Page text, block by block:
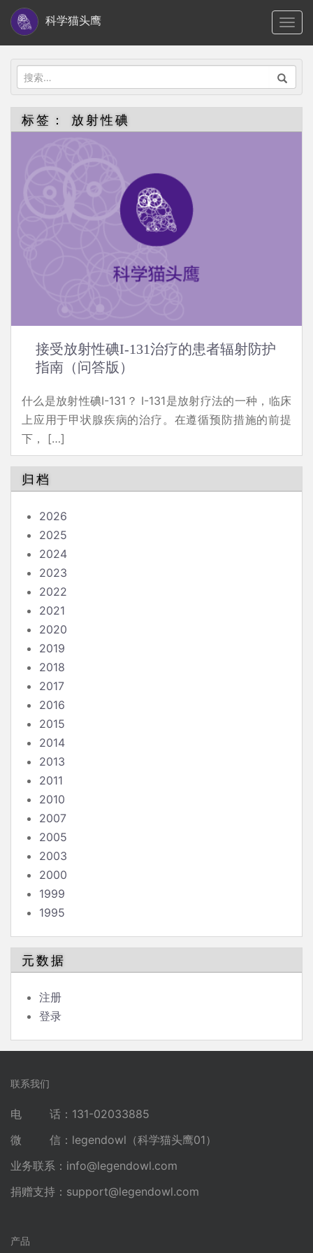
i
科学猫头鹰
搜
索：
标签： 放射性碘
接受放射性碘I-131治疗的患者辐射防护
指南（问答版）
什么是放射性碘I-131？ I-131是放射疗法的一种，临床
上应用于甲状腺疾病的治疗。在遵循预防措施的前提
下， […]
归档
2026
2025
2024
2023
2022
2021
2020
2019
2018
2017
2016
2015
2014
2013
2011
2010
2007
2005
2003
2000
1999
1995
元数据
注册
登录
联系我们
电 话：131-02033885
微 信：legendowl（科学猫头鹰01）
业务联系： info@legendowl.com
捐赠支持： support@legendowl.com
产品